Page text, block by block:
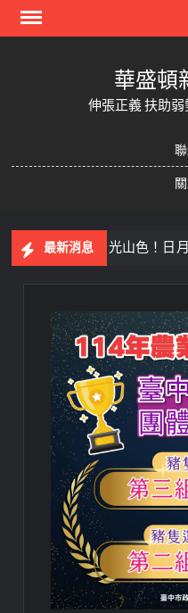
Skip
華盛頓
伸張正義 扶助
最新消息
飛進湖光山色！日月